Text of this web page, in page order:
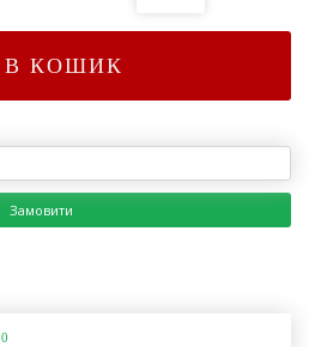
В КОШИК
Замовити
0